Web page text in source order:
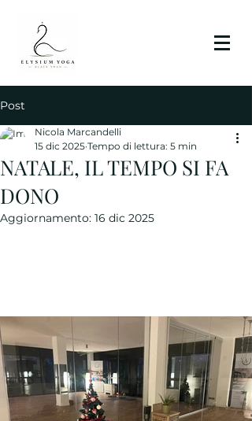
Post
NATALE, IL TEMPO SI FA
DONO
Nicola Marcandelli
15 dic 2025 Tempo di lettura: 5 min
Aggiornamento: 16 dic 2025